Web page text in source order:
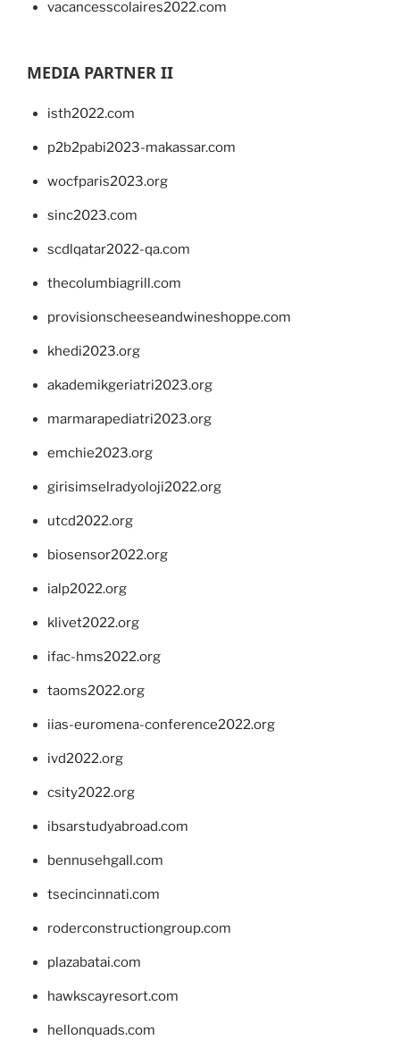
vacancesscolaires2022.com
MEDIA PARTNER II
isth2022.com
p2b2pabi2023-makassar.com
wocfparis2023.org
sinc2023.com
scdlqatar2022-qa.com
thecolumbiagrill.com
provisionscheeseandwineshoppe.com
khedi2023.org
akademikgeriatri2023.org
marmarapediatri2023.org
emchie2023.org
girisimselradyoloji2022.org
utcd2022.org
biosensor2022.org
ialp2022.org
klivet2022.org
ifac-hms2022.org
taoms2022.org
iias-euromena-conference2022.org
ivd2022.org
csity2022.org
ibsarstudyabroad.com
bennusehgall.com
tsecincinnati.com
roderconstructiongroup.com
plazabatai.com
hawkscayresort.com
hellonquads.com